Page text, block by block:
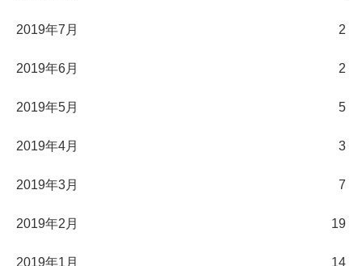
2019年7月 2
2019年6月 2
2019年5月 5
2019年4月 3
2019年3月 7
2019年2月 19
2019年1月 14